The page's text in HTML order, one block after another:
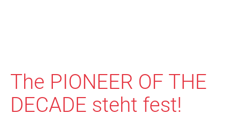
The PIONEER OF THE
DECADE steht fest!